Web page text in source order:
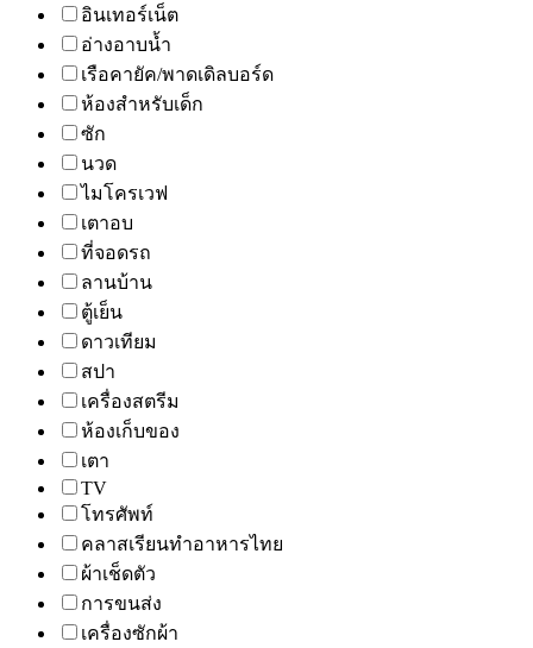
อินเทอร์เน็ต
อ่างอาบน้ำ
เรือคายัค/พาดเดิลบอร์ด
ห้องสำหรับเด็ก
ซัก
นวด
ไมโครเวฟ
เตาอบ
ที่จอดรถ
ลานบ้าน
ตู้เย็น
ดาวเทียม
สปา
เครื่องสตรีม
ห้องเก็บของ
เตา
TV
โทรศัพท์
คลาสเรียนทำอาหารไทย
ผ้าเช็ดตัว
การขนส่ง
เครื่องซักผ้า